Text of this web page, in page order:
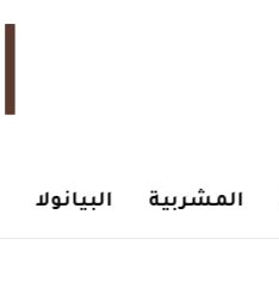
المشربية البيانولا